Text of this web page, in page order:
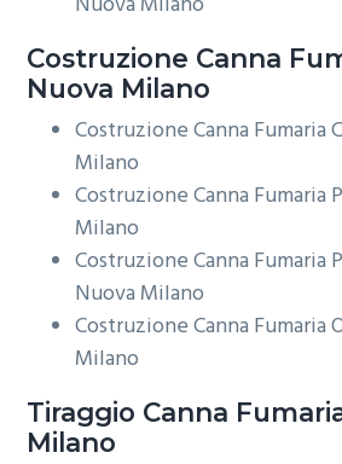
Costruzione Canna
Nuova Milano
Costruzione Canna Fumaria
Milano
Costruzione Canna Fumaria
Milano
Costruzione Canna Fumaria
Nuova Milano
Costruzione Canna Fumaria
Milano
Tiraggio Canna
Milano